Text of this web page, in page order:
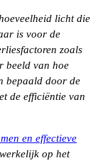
licht die
is voor de
zoals
beeld van hoe
bepaald door de
de efficiëntie van
en effectieve
op het